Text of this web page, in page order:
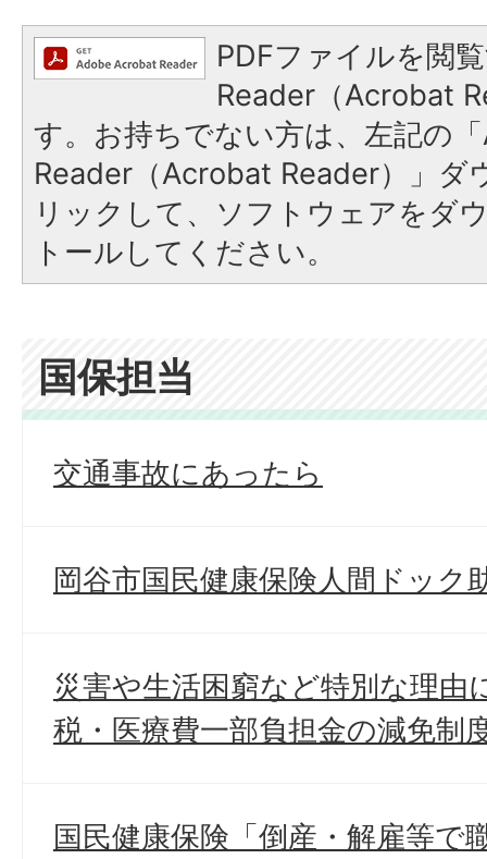
PDFファイルを閲
Reader（Acrobat
す。お持ちでない方は、左記の
Reader（Acrobat Reader）」ダ
リックして、ソフトウェアをダ
トールしてください。
国保担当
交通事故にあったら
岡谷市国民健康保険人間ドック
災害や生活困窮など特別な理由
税・医療費一部負担金の減免制
国民健康保険「倒産・解雇等で